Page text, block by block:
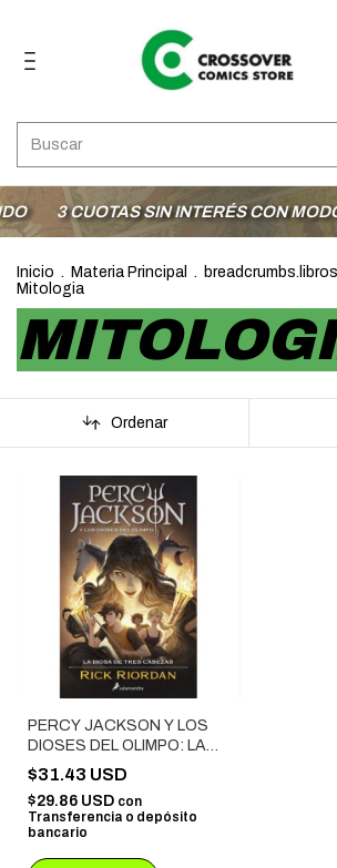
3 CUOTAS SIN INTERÉS CON MODO
Inicio . Materia Principal .
Mitologia
Ordenar
PERCY JACKSON Y LOS
DIOSES DEL OLIMPO: LA
DIOSA DE TRES CABEZAS
$31.43 USD
$29.86 USD con
Transferencia o depósito
bancario